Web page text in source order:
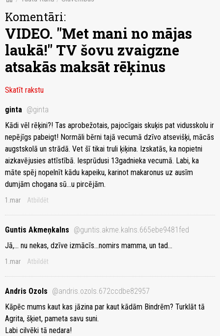
Komentāri:
VIDEO. "Met mani no mājas
laukā!" TV šovu zvaigzne
atsakās maksāt rēķinus
Skatīt rakstu
ginta @ginta
Kādi vēl rēķini?! Tas aprobežotais, pajocīgais skuķis pat vidusskolu ir
nepējīgs pabeigt! Normāli bērni tajā vecumā dzīvo atsevišķi, mācās
augstskolā un strādā. Vet šī tikai truli ķiķina. Izskatās, ka nopietni
aizkavējusies attīstībā. Iesprūdusi 13gadnieka vecumā. Labi, ka
māte spēj nopelnīt kādu kapeiku, karinot makaronus uz ausīm
dumjām chogana sū...u pircējām.
1.mar Atbildēt
Guntis Akmeņkalns @guntis.akme.kalns.665ebe9481fed
Jā,... nu nekas, dzīve izmācīs...nomirs mamma, un tad...
1.mar Atbildēt
Andris Ozols @andris.ozols.672ccdbe82957
Kāpēc mums kaut kas jāzina par kaut kādām Bindrēm? Turklāt tā
Agrita, šķiet, pameta savu suni.
Labi cilvēki tā nedara!